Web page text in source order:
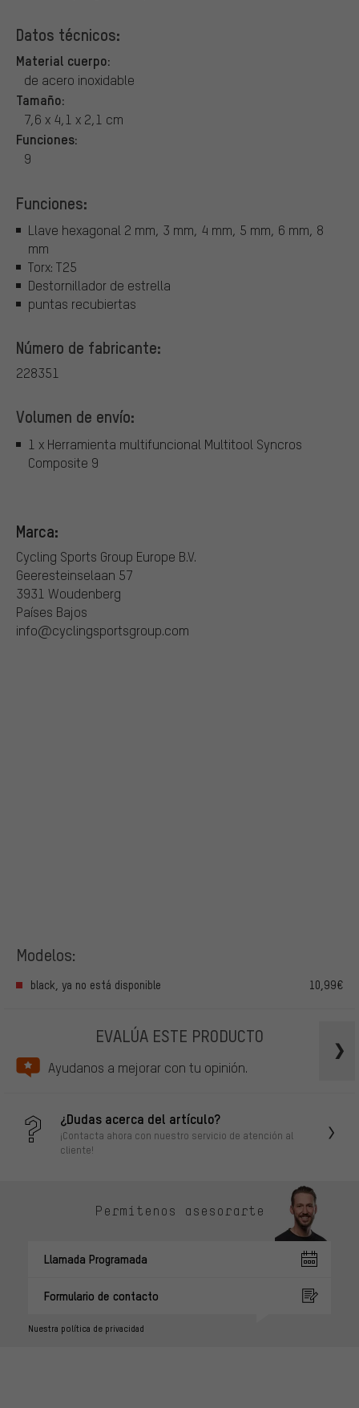
Datos técnicos:
Material cuerpo:
de acero inoxidable
Tamaño:
7,6 x 4,1 x 2,1 cm
Funciones:
9
Funciones:
Llave hexagonal 2 mm, 3 mm, 4 mm, 5 mm, 6 mm, 8
mm
Torx: T25
Destornillador de estrella
puntas recubiertas
Número de fabricante:
228351
Volumen de envío:
1 x Herramienta multifuncional Multitool Syncros
Composite 9
Marca:
Cycling Sports Group Europe B.V.
Geeresteinselaan 57
3931 Woudenberg
Países Bajos
info@cyclingsportsgroup.com
Modelos:
black, ya no está disponible 10,99€
EVALÚA ESTE PRODUCTO
Ayudanos a mejorar con tu opinión.
¿Dudas acerca del artículo?
¡Contacta ahora con nuestro servicio de atención al
cliente!
Permítenos asesorarte
Llamada Programada
Formulario de contacto
Nuestra política de privacidad